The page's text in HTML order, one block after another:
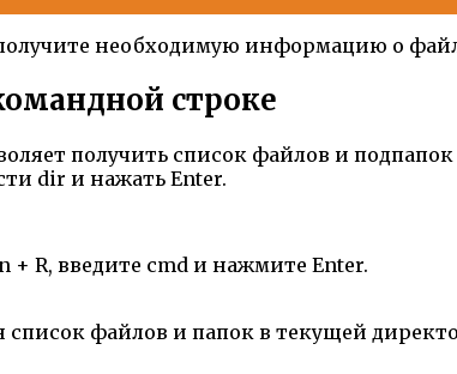
необходимую информацию о
строке
получить список файлов и
dir и нажать Enter.
R, введите cmd и нажмите Enter.
файлов и папок в текущей